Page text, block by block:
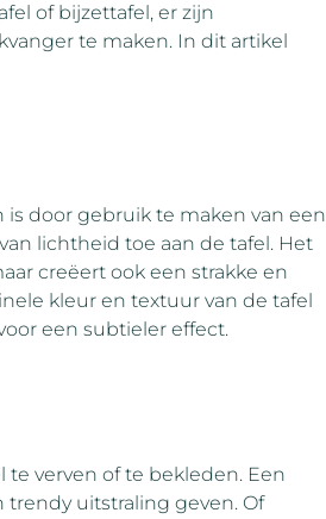
of bijzettafel, er zijn
te maken. In dit artikel
door gebruik te maken van een
lichtheid toe aan de tafel. Het
creëert ook een strakke en
kleur en textuur van de tafel
een subtieler effect.
verven of te bekleden. Een
trendy uitstraling geven. Of